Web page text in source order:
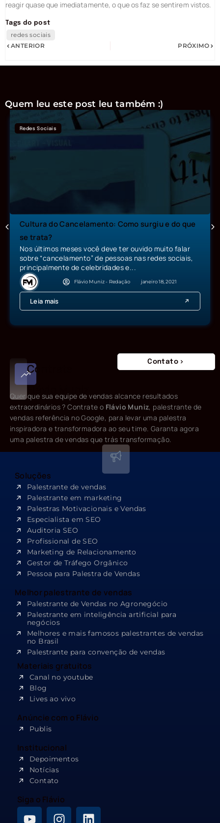
reagir quase que imediatamente, o que os faz se sentirem vistos.
Tags do post
redes sociais
ANTERIOR
PRÓXIMO
Quem leu este post leu também :)
Redes Sociais
Como ter conta verificada no Instagram?
Aprenda o passo a passo! Atualizado
Ganhar autoridade no Instagram é o desejo de muitos
influencers e isso não é tarefa fácil. A autoridade é
construída...
Flávio Muniz - Redação agosto 14, 2020
Leia mais
Contrate
Flávio Muniz
Contato
Quer que sua equipe de vendas alcance resultados
extraordinários ? Contrate o Flávio Muniz, palestrante de
vendas referência no Google, para levar uma palestra
inspiradora e transformadora ao seu time. Garanta agora
uma palestra de vendas que trás transformação.
Soluções
Palestrante de vendas
Palestrante em marketing
Palestras Motivacionais e Vendas
Especialista em SEO​
Auditoria SEO
Profissional de SEO
Marketing de Relacionamento
Gestor de Tráfego Orgânico
Pessoa para Palestra de Vendas
Melhor palestrante de vendas
Palestrante de Vendas no Agronegócio
Palestrante em inteligência artificial para
negócios
Melhores e mais famosos palestrantes de vendas
no Brasil
Palestrante para convenção de vendas
Materiais gratuitos
Canal no youtube
Blog
Lives ao vivo
Anúncie com o Flávio
Publis
Institucional
Depoimentos
Notícias
Contato
Siga o Flávio